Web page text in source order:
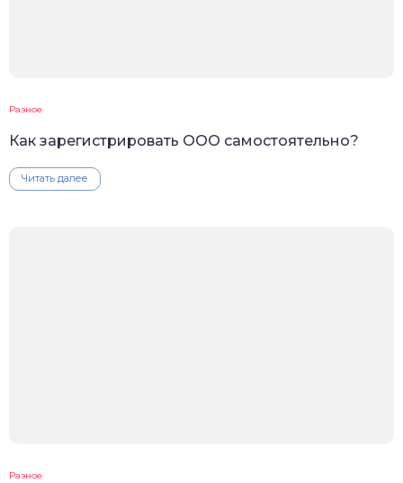
Разное
Как зарегистрировать ООО самостоятельно?
Читать далее
Разное